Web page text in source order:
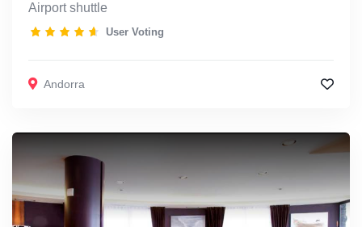
Airport shuttle
User Voting
Andorra